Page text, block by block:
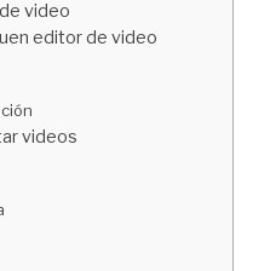
video
editor de video
videos